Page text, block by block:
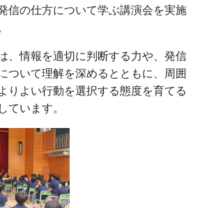
信の仕方について学ぶ講演会を実施
、情報を適切に判断する力や、発信
ついて理解を深めるとともに、周囲
りよい行動を選択する態度を育てる
ています。